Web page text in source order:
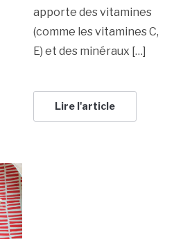
apporte des vitamines
(comme les vitamines C,
E) et des minéraux […]
Lire l'article